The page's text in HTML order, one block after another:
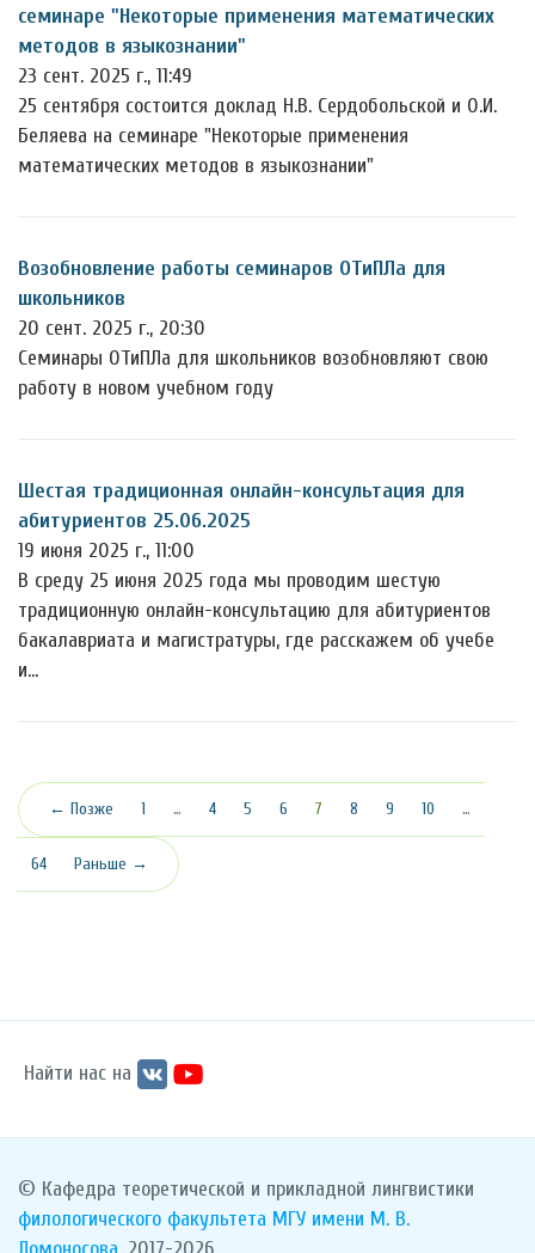
семинаре "Некоторые применения математических
методов в языкознании"
23 сент. 2025 г., 11:49
25 сентября состоится доклад Н.В. Сердобольской и О.И.
Беляева на семинаре "Некоторые применения
математических методов в языкознании"
Возобновление работы семинаров ОТиПЛа для
школьников
20 сент. 2025 г., 20:30
Семинары ОТиПЛа для школьников возобновляют свою
работу в новом учебном году
Шестая традиционная онлайн-консультация для
абитуриентов 25.06.2025
19 июня 2025 г., 11:00
В среду 25 июня 2025 года мы проводим шестую
традиционную онлайн-консультацию для абитуриентов
бакалавриата и магистратуры, где расскажем об учебе
и…
← Позже 1 … 4 5 6 7 (текущая)
8 9 10 …
64 Раньше →
Найти нас на
© Кафедра теоретической и прикладной лингвистики
филологического факультета МГУ имени М. В.